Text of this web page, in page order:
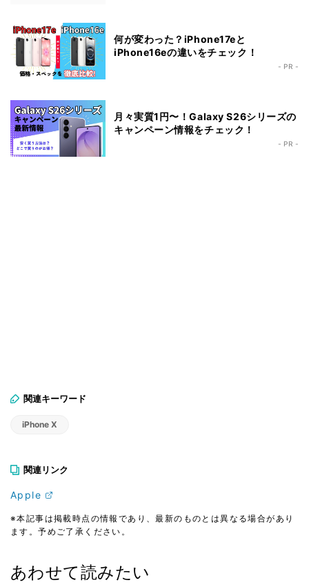
何が変わった？iPhone17eと
iPhone16eの違いをチェック！
- PR -
月々実質1円〜！Galaxy S26シリーズの
キャンペーン情報をチェック！
- PR -
関連キーワード
iPhone X
関連リンク
Apple
※本記事は掲載時点の情報であり、最新のものとは異なる場合があり
ます。予めご了承ください。
あわせて読みたい